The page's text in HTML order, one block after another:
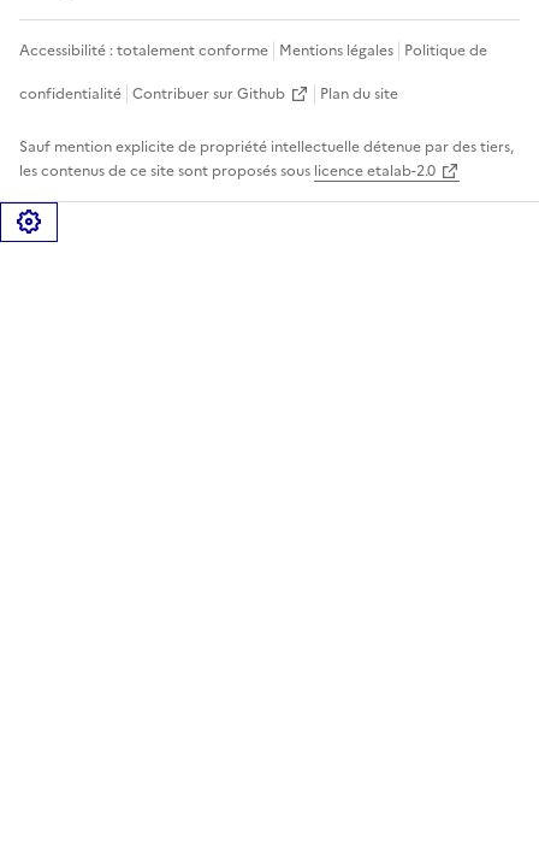
Accessibilité : totalement conforme Mentions légales Politique de
confidentialité Contribuer sur Github Plan du site
Sauf mention explicite de propriété intellectuelle détenue par des tiers,
les contenus de ce site sont proposés sous licence etalab-2.0
Gérer les cookies